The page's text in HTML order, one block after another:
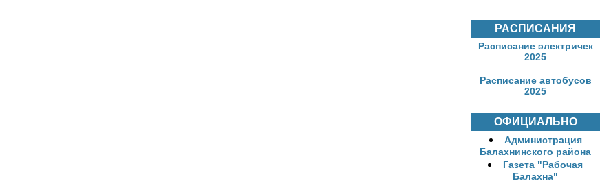
РАСПИСАНИЯ
Расписание электричек
2025
Расписание автобусов
2025
ОФИЦИАЛЬНО
Администрация
Балахнинского района
Газета "Рабочая
Балахна"